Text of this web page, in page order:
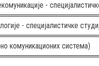
-
- специјалистичке
комуникационих система)